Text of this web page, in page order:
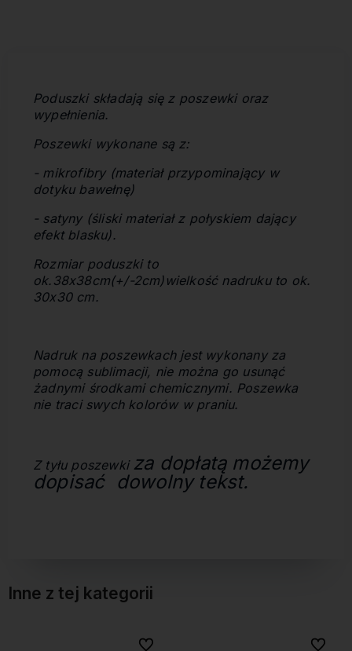
Poduszki składają się z poszewki oraz
wypełnienia.
Poszewki wykonane są z:
- mikrofibry (materiał przypominający w
dotyku bawełnę)
- satyny (śliski materiał z połyskiem dający
efekt blasku).
Rozmiar poduszki to
ok.38x38cm(+/-2cm) wielkość nadruku to ok.
30x30 cm.
Nadruk na poszewkach jest wykonany za
pomocą sublimacji, nie można go usunąć
żadnymi środkami chemicznymi. Poszewka
nie traci swych kolorów w praniu.
Z tyłu poszewki za dopłatą możemy
dopisać dowolny tekst.
Inne z tej kategorii
Do ulubionych
Do ulubionych Do
Do